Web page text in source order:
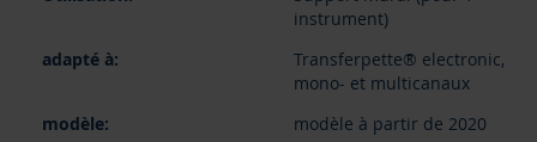
instrument)
Transferpette® electronic,
mono- et multicanaux
modèle à partir de 2020